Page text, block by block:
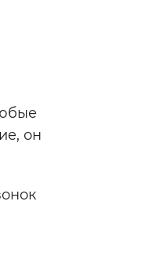
он